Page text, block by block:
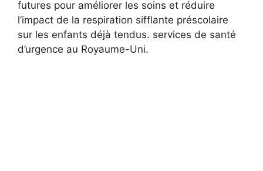
futures pour améliorer les soins et réduire
l’impact de la respiration sifflante préscolaire
sur les enfants déjà tendus. services de santé
d’urgence au Royaume-Uni.